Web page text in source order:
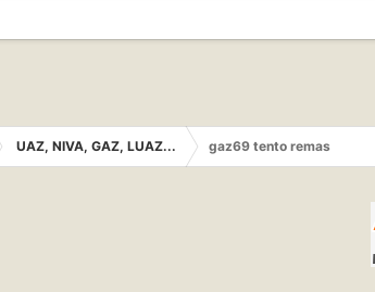
UAZ, NIVA, GAZ, LUAZ... gaz69 tento remas